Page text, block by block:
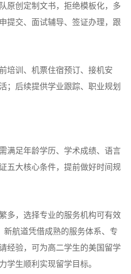
原创定制文书，拒绝模板化，多
提交、面试辅导、签证办理，跟
培训、机票住宿预订、接机安
；后续提供学业跟踪、职业规划
满足年龄学历、学术成绩、语言
五大核心条件，提前做好时间规
多，选择专业的服务机构可有效
航道凭借成熟的服务体系、专
经验，可为高二学生的美国留学
学生顺利实现留学目标。